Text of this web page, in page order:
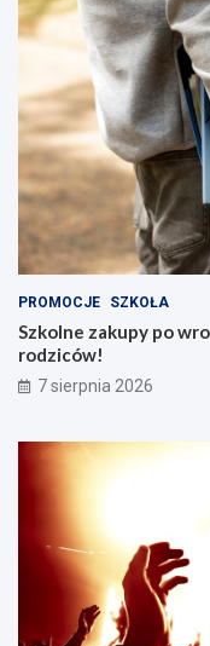
PROMOCJE SZKOŁA
Szkolne zakupy po
rodziców!
7 sierpnia 2026